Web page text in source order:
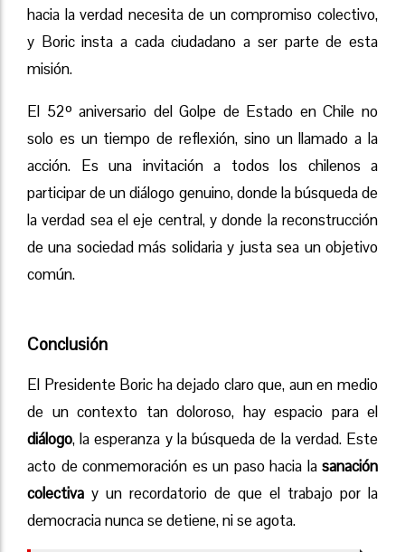
hacia la verdad necesita de un compromiso colectivo,
y Boric insta a cada ciudadano a ser parte de esta
misión.
El 52º aniversario del Golpe de Estado en Chile no
solo es un tiempo de reflexión, sino un llamado a la
acción. Es una invitación a todos los chilenos a
participar de un diálogo genuino, donde la búsqueda de
la verdad sea el eje central, y donde la reconstrucción
de una sociedad más solidaria y justa sea un objetivo
común.
Conclusión
El Presidente Boric ha dejado claro que, aun en medio
de un contexto tan doloroso, hay espacio para el
diálogo, la esperanza y la búsqueda de la verdad. Este
acto de conmemoración es un paso hacia la sanación
colectiva y un recordatorio de que el trabajo por la
democracia nunca se detiene, ni se agota.